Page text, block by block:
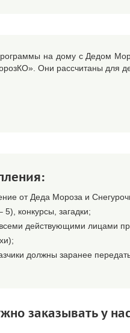
на дому с Дедом
Они рассчитаны для
от Деда Мороза и
5), конкурсы, загадки;
действующими лицами
должны заранее
заказывать у